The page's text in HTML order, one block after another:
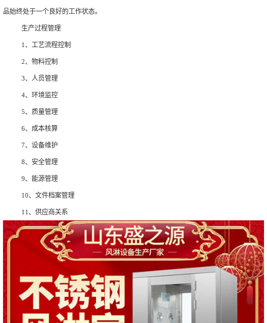
品始终处于一个良好的工作状态。
生产过程管理
1、工艺流程控制
2、物料控制
3、人员管理
4、环境监控
5、质量管理
6、成本核算
7、设备维护
8、安全管理
9、能源管理
10、文件档案管理
11、供应商关系